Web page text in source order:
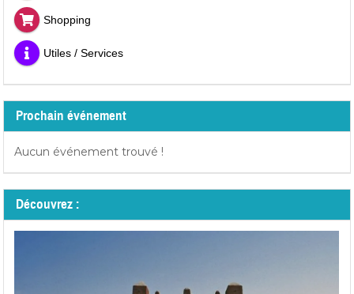
Shopping
Utiles / Services
Prochain événement
Aucun événement trouvé !
Découvrez :